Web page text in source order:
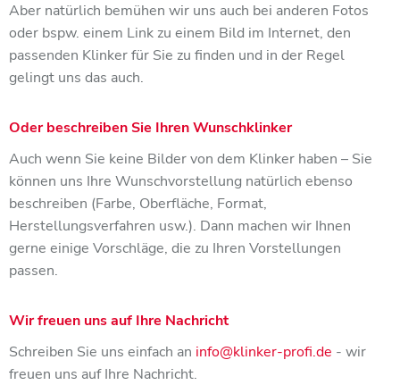
Aber natürlich bemühen wir uns auch bei anderen Fotos
oder bspw. einem Link zu einem Bild im Internet, den
passenden Klinker für Sie zu finden und in der Regel
gelingt uns das auch.
Oder beschreiben Sie Ihren Wunschklinker
Auch wenn Sie keine Bilder von dem Klinker haben – Sie
können uns Ihre Wunschvorstellung natürlich ebenso
beschreiben (Farbe, Oberfläche, Format,
Herstellungsverfahren usw.). Dann machen wir Ihnen
gerne einige Vorschläge, die zu Ihren Vorstellungen
passen.
Wir freuen uns auf Ihre Nachricht
Schreiben Sie uns einfach an info@klinker-profi.de - wir
freuen uns auf Ihre Nachricht.